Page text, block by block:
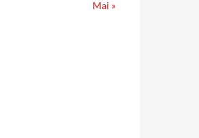
Mai »